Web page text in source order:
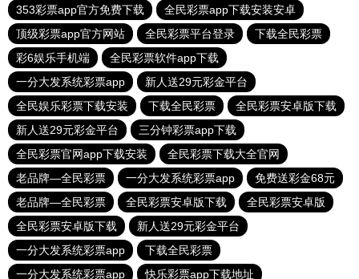
353彩票app官方免费下载
全民彩票app下载安装安卓
顶级彩票app官方网站
全民彩票平台登录
下载全民彩票
彩6娱乐手机端
全民彩票软件app下载
一分大发系统彩票app
新人送29元彩金平台
全民娱乐彩票下载安装
下载全民彩票
全民彩票安卓版下载
新人送29元彩金平台
三分钟彩票app下载
全民彩票官网app下载安装
全民彩票下载大全官网
老品牌—全民彩票
一分大发系统彩票app
免费送彩金68元
老品牌—全民彩票
全民彩票安卓版下载
全民彩票安卓版
全民彩票安卓版下载
新人送29元彩金平台
一分大发系统彩票app
下载全民彩票
一分大发系统彩票app
快乐彩票app下载地址